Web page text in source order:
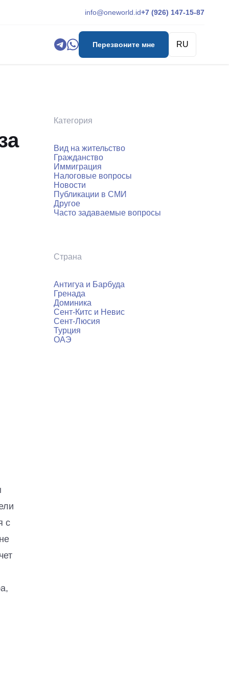
info@oneworld.id+7 (926) 147-15-87
Перезвоните мне RU
с
Категория
Вид на жительство
Гражданство
Иммиграция
Налоговые вопросы
Новости
Публикации в СМИ
Другое
Часто задаваемые вопросы
Страна
Антигуа и Барбуда
Гренада
Доминика
Сент-Китс и Невис
Сент-Люсия
Турция
ОАЭ